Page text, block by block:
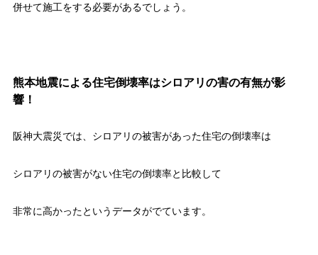
併せて施工をする必要があるでしょう。
熊本地震による住宅倒壊率はシロアリの害の有無が影
響！
阪神大震災では、シロアリの被害があった住宅の倒壊率は
シロアリの被害がない住宅の倒壊率と比較して
非常に高かったというデータがでています。